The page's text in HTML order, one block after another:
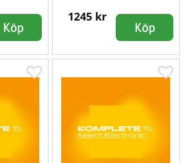
Köp
1245 kr
Köp